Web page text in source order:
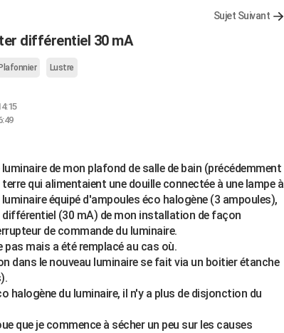
Sujet Suivant
différentiel 30 mA
Plafonnier Lustre
de mon plafond de salle de bain (précédemment
qui alimentaient une douille connectée à une lampe à
équipé d'ampoules éco halogène (3 ampoules),
(30 mA) de mon installation de façon
de commande du luminaire.
mais a été remplacé au cas où.
dans le nouveau luminaire se fait via un boitier étanche
halogène du luminaire, il n'y a plus de disjonction du
que je commence à sécher un peu sur les causes